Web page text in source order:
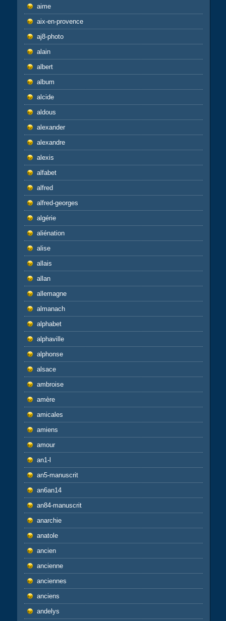
aime
aix-en-provence
aj8-photo
alain
albert
album
alcide
aldous
alexander
alexandre
alexis
alfabet
alfred
alfred-georges
algérie
aliénation
alise
allais
allan
allemagne
almanach
alphabet
alphaville
alphonse
alsace
ambroise
amère
amicales
amiens
amour
an1-l
an5-manuscrit
an6an14
an84-manuscrit
anarchie
anatole
ancien
ancienne
anciennes
anciens
andelys